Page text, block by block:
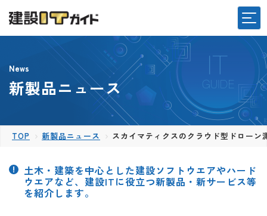
News
新製品ニュース
TOP 新製品ニュース スカイマティクスのクラウド型ドロー
土木・建築を中心とした建設ソフトウエアやハード
ウエアなど、建設ITに役立つ新製品・新サービス等
を紹介します。